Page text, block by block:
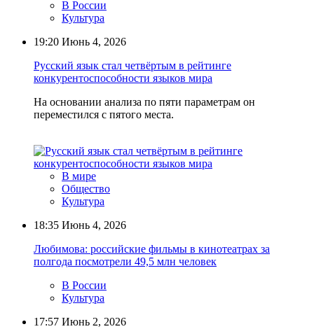
В России
Культура
19:20 Июнь 4, 2026
Русский язык стал четвёртым в рейтинге
конкурентоспособности языков мира
На основании анализа по пяти параметрам он
переместился с пятого места.
В мире
Общество
Культура
18:35 Июнь 4, 2026
Любимова: российские фильмы в кинотеатрах за
полгода посмотрели 49,5 млн человек
В России
Культура
17:57 Июнь 2, 2026